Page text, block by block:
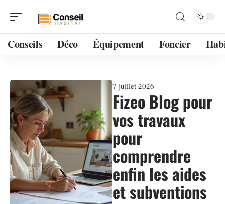
Conseils Déco Équipement Foncier
7 juillet 2026
Fizeo Blog pour
vos travaux
pour
comprendre
enfin les aides
et subventions